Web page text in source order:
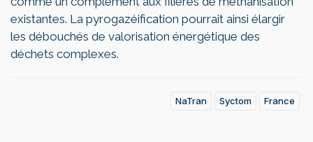
existantes. La pyrogazéification pourrait ainsi élargir
les débouchés de valorisation énergétique des
déchets complexes.
NaTran Syctom France